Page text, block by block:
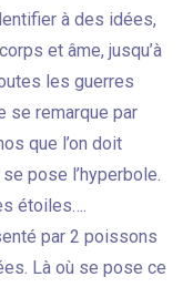
à des idées,
et âme, jusqu’à
les guerres
se remarque par
que l’on doit
pose l’hyperbole.
étoiles….
par 2 poissons
Là où se pose ce